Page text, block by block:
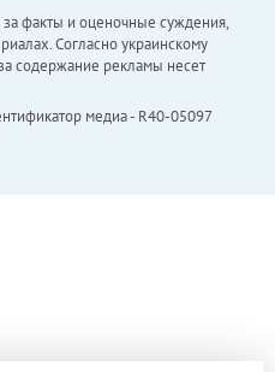
за факты и оценочные суждения,
Согласно украинскому
за содержание рекламы несет
медиа - R40-05097